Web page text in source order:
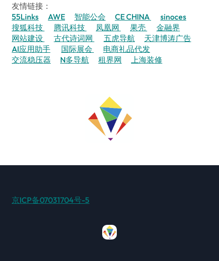
友情链接：
55Links
AWE 智能公会 CE CHINA
sinoces
搜狐科技
腾讯科技 凤凰网 果壳
金融界
网站建设
古代诗词网 五虎导航
天津博涛广告
AI应用助手
国际展会
电商礼品代发
交流稳压器
N多导航 租界网 上海装修
京ICP备07031704号-5